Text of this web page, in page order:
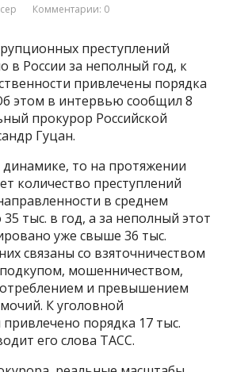
Комментарии: 0
преступлений
в России за неполный год, к
привлечены порядка
этом в интервью сообщил 8
прокурор Российской
Гуцан.
динамике, то на протяжении
количество преступлений
в среднем
35 тыс. в год, а за неполный этот
уже свыше 36 тыс.
связаны со взяточничеством
мошенничеством,
и превышением
К уголовной
порядка 17 тыс.
его слова ТАСС.